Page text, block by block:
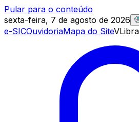
Pular para o conteúdo
sexta-feira, 7 de agosto de 2026
e-SICOuvidoriaMapa do Site